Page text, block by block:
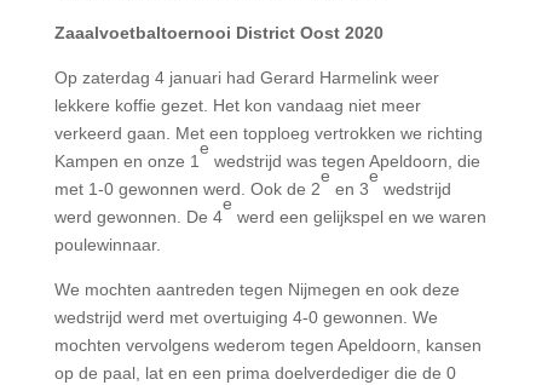
Zaaalvoetbaltoernooi District Oost 2020
Op zaterdag 4 januari had Gerard Harmelink weer
lekkere koffie gezet. Het kon vandaag niet meer
verkeerd gaan. Met een topploeg vertrokken we richting
Kampen en onze 1
e
wedstrijd was tegen Apeldoorn, die
met 1-0 gewonnen werd. Ook de 2
e
en 3
e
wedstrijd
werd gewonnen. De 4
e
werd een gelijkspel en we waren
poulewinnaar.
We mochten aantreden tegen Nijmegen en ook deze
wedstrijd werd met overtuiging 4-0 gewonnen. We
mochten vervolgens wederom tegen Apeldoorn, kansen
op de paal, lat en een prima doelverdediger die de 0